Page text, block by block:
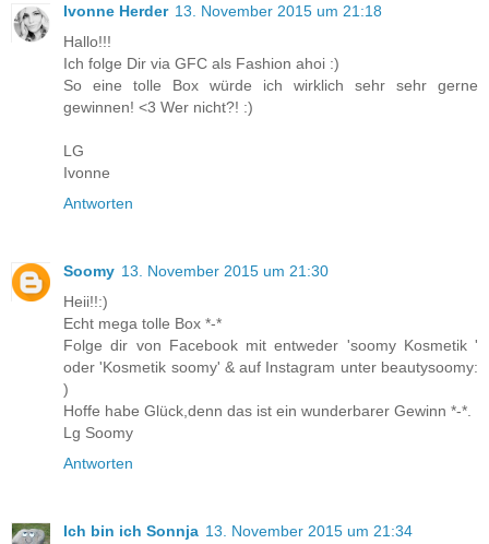
Ivonne Herder 13. November 2015 um 21:18
Hallo!!!
Ich folge Dir via GFC als Fashion ahoi :)
So eine tolle Box würde ich wirklich sehr sehr gerne
gewinnen! <3 Wer nicht?! :)
LG
Ivonne
Antworten
Soomy 13. November 2015 um 21:30
Heii!!:)
Echt mega tolle Box *-*
Folge dir von Facebook mit entweder 'soomy Kosmetik '
oder 'Kosmetik soomy' & auf Instagram unter beautysoomy:
)
Hoffe habe Glück,denn das ist ein wunderbarer Gewinn *-*.
Lg Soomy
Antworten
Ich bin ich Sonnja 13. November 2015 um 21:34